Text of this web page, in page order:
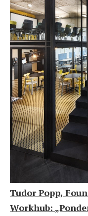
Tudor Popp,
Workhub: